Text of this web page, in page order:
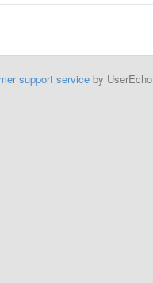
support serviceby UserEcho